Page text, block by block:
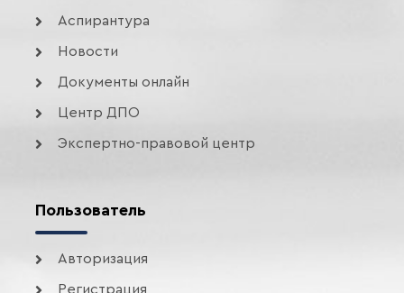
Аспирантура
Новости
Документы онлайн
Центр ДПО
Экспертно-правовой центр
Пользователь
Авторизация
Регистрация